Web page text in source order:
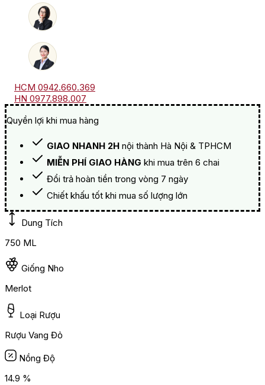
HCM 0942.660.369
HN 0977.898.007
Quyền lợi khi mua hàng
GIAO NHANH 2H nội thành Hà Nội & TPHCM
MIỄN PHÍ GIAO HÀNG khi mua trên 6 chai
Đổi trả hoàn tiền trong vòng 7 ngày
Chiết khấu tốt khi mua số lượng lớn
Dung Tích
750 ML
Giống Nho
Merlot
Loại Rượu
Rượu Vang Đỏ
Nồng Độ
14.9 %